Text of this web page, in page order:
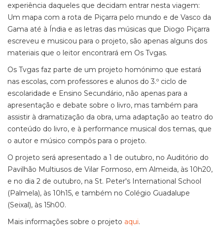
experiência daqueles que decidam entrar nesta viagem:
Um mapa com a rota de Piçarra pelo mundo e de Vasco da
Gama até à Índia e as letras das músicas que Diogo Piçarra
escreveu e musicou para o projeto, são apenas alguns dos
materiais que o leitor encontrará em Os Tvgas.
Os Tvgas faz parte de um projeto homónimo que estará
nas escolas, com professores e alunos do 3.º ciclo de
escolaridade e Ensino Secundário, não apenas para a
apresentação e debate sobre o livro, mas também para
assistir à dramatização da obra, uma adaptação ao teatro do
conteúdo do livro, e à performance musical dos temas, que
o autor e músico compôs para o projeto.
O projeto será apresentado a 1 de outubro, no Auditório do
Pavilhão Multiusos de Vilar Formoso, em Almeida, às 10h20,
e no dia 2 de outubro, na St. Peter's International School
(Palmela), às 10h15, e também no Colégio Guadalupe
(Seixal), às 15h00.
Mais informações sobre o projeto aqui.